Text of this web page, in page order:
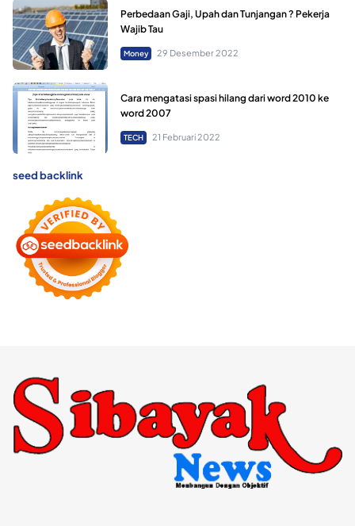
Perbedaan Gaji, Upah dan Tunjangan ? Pekerja
Wajib Tau
Money 29 Desember 2022
Cara mengatasi spasi hilang dari word 2010 ke
word 2007
TECH 21 Februari 2022
seed backlink